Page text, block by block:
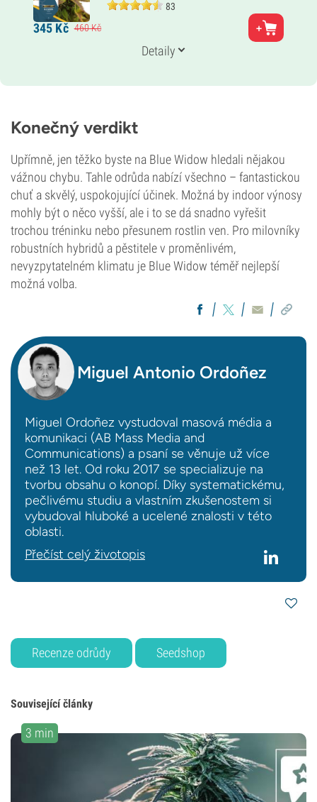
83
Rodiče
White Widow x Blueberry
60 % Sativa
8–9 týdnů
CBD
Typ kvetení
Fotoperioda
345 Kč 460Kč
Detaily
Konečný verdikt
Upřímně, jen těžko byste na Blue Widow hledali nějakou
vážnou chybu. Tahle odrůda nabízí všechno – fantastickou
chuť a skvělý, uspokojující účinek. Možná by indoor výnosy
mohly být o něco vyšší, ale i to se dá snadno vyřešit
trochou tréninku nebo přesunem rostlin ven. Pro milovníky
robustních hybridů a pěstitele v proměnlivém,
nevyzpytatelném klimatu je Blue Widow téměř nejlepší
možná volba.
Miguel Antonio Ordoñez
Miguel Ordoñez vystudoval masová média a
komunikaci (AB Mass Media and
Communications) a psaní se věnuje už více
než 13 let. Od roku 2017 se specializuje na
tvorbu obsahu o konopí. Díky systematickému,
pečlivému studiu a vlastním zkušenostem si
vybudoval hluboké a ucelené znalosti v této
oblasti.
Přečíst celý životopis
Recenze odrůdy Seedshop
Související články
3 min